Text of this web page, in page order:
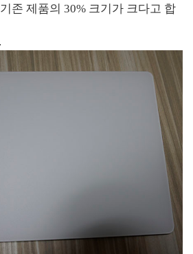
존 제품의 30% 크기가 크다고 합